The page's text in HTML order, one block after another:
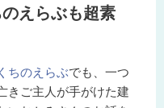
のえらぶも超素
ちのえらぶでも、一つ
きご主人が手がけた建